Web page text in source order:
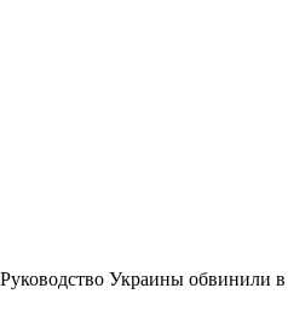
Руководство Украины обвинили в